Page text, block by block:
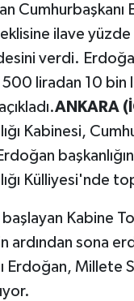
Cumhurbaşkanı
ilave yüzde
verdi.
500 liradan 10 bin
ANKARA
Kabinesi,
Külliyesi'nde
Kabine
ardından sona
Erdoğan, Millete